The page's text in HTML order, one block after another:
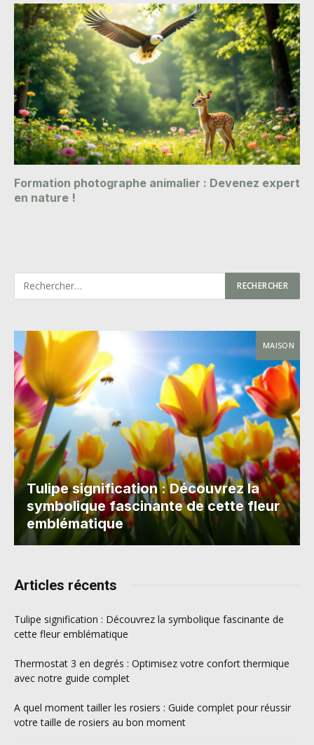
Formation photographe animalier : Devenez expert
en nature !
MAISON
Tulipe signification : Découvrez la
symbolique fascinante de cette fleur
emblématique
Articles récents
Tulipe signification : Découvrez la symbolique fascinante de
cette fleur emblématique
Thermostat 3 en degrés : Optimisez votre confort thermique
avec notre guide complet
A quel moment tailler les rosiers : Guide complet pour réussir
votre taille de rosiers au bon moment